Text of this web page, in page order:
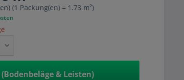
(1 Packung(en) = 1.73 m²)
& Leisten)